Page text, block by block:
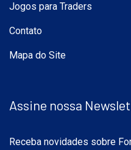
Jogos para Traders
Contato
Mapa do Site
Assine nossa
Receba novidades sobre